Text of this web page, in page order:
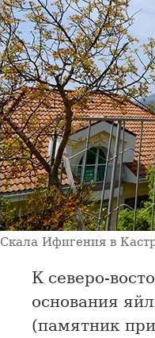
Скала Ифигения в
К северо-
основания
(памятник